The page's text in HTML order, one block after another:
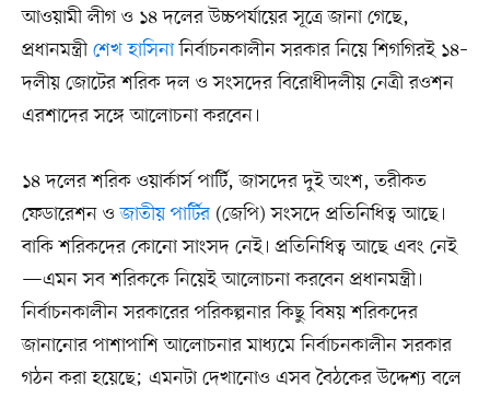
আওয়ামী লীগ ও ১৪ দলের উচ্চপর্যায়ের সূত্রে জানা গেছে,
প্রধানমন্ত্রী শেখ হাসিনানির্বাচনকালীন সরকার নিয়ে শিগগিরই ১৪–
দলীয় জোটের শরিক দল ও সংসদের বিরোধীদলীয় নেত্রী রওশন
এরশাদের সঙ্গে আলোচনা করবেন।
১৪ দলের শরিক ওয়ার্কার্স পার্টি, জাসদের দুই অংশ, তরীকত
ফেডারেশন ওজাতীয় পার্টির(জেপি) সংসদে প্রতিনিধিত্ব আছে।
বাকি শরিকদের কোনো সাংসদ নেই। প্রতিনিধিত্ব আছে এবং নেই
—এমন সব শরিককে নিয়েই আলোচনা করবেন প্রধানমন্ত্রী।
নির্বাচনকালীন সরকারের পরিকল্পনার কিছু বিষয় শরিকদের
জানানোর পাশাপাশি আলোচনার মাধ্যমে নির্বাচনকালীন সরকার
গঠন করা হয়েছে; এমনটা দেখানোও এসব বৈঠকের উদ্দেশ্য বলে